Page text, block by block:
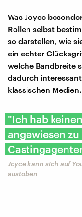
Was Joyce
Rollen selbst
so darstellen, wie
ein echter
welche Bandbreite
dadurch
klassischen Medien.
"Ich hab
angewiesen
Joyce kann sich auf
austoben